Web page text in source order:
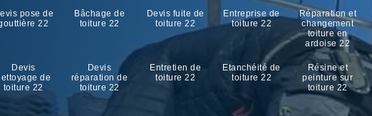
pose de
22
Bâchage de
toiture 22
Devis fuite de
toiture 22
Entreprise de
toiture 22
Réparation et
changement
toiture en
ardoise 22
Devis
de
toiture 22
Devis
réparation de
toiture 22
Entretien de
toiture 22
Etanchéité de
toiture 22
Résine et
peinture sur
toiture 22